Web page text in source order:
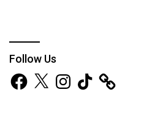
Follow Us
Facebook
X Instagram
TikTok